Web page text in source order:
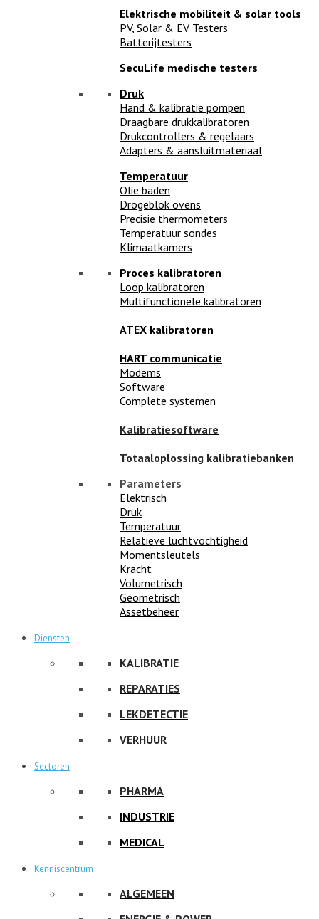
Elektrische mobiliteit & solar tools
PV, Solar & EV Testers
Batterijtesters
SecuLife medische testers
Druk
Hand & kalibratie pompen
Draagbare drukkalibratoren
Drukcontrollers & regelaars
Adapters & aansluitmateriaal
Temperatuur
Olie baden
Drogeblok ovens
Precisie thermometers
Temperatuur sondes
Klimaatkamers
Proces kalibratoren
Loop kalibratoren
Multifunctionele kalibratoren
ATEX kalibratoren
HART communicatie
Modems
Software
Complete systemen
Kalibratiesoftware
Totaaloplossing kalibratiebanken
Parameters
Elektrisch
Druk
Temperatuur
Relatieve luchtvochtigheid
Momentsleutels
Kracht
Volumetrisch
Geometrisch
Assetbeheer
Diensten
KALIBRATIE
REPARATIES
LEKDETECTIE
VERHUUR
Sectoren
PHARMA
INDUSTRIE
MEDICAL
Kenniscentrum
ALGEMEEN